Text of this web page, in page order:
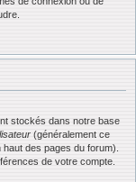
stockés dans notre base
(généralement ce
des pages du forum).
de votre compte.